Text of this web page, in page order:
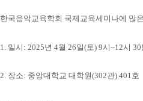
한국음악교육학회 국제교육세미나에 많
1. 일시 : 2025년 4월 26일(토) 9시~12시 30
2. 장소: 중앙대학교 대학원(302관) 401호